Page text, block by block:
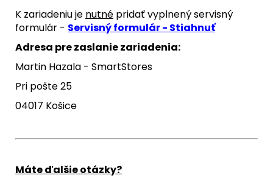
K zariadeniu je nutné pridať vyplnený servisný
formulár - Servisný formulár - Stiahnuť
Adresa pre zaslanie zariadenia:
Martin Hazala - SmartStores
Pri pošte 25
04017 Košice
Máte ďalšie otázky?